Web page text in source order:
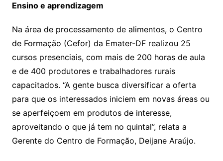
Ensino e aprendizagem
Na área de processamento de alimentos, o Centro
de Formação (Cefor) da Emater-DF realizou 25
cursos presenciais, com mais de 200 horas de aula
e de 400 produtores e trabalhadores rurais
capacitados. “A gente busca diversificar a oferta
para que os interessados iniciem em novas áreas ou
se aperfeiçoem em produtos de interesse,
aproveitando o que já tem no quintal”, relata a
Gerente do Centro de Formação, Deijane Araújo.